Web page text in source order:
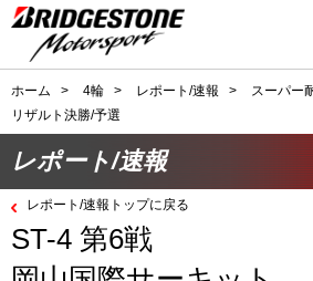
ホーム > 4輪 > レポート/速報 > スーパー
リザルト決勝/予選
レポート/速報
レポート/速報トップに戻る
ST-4 第6戦